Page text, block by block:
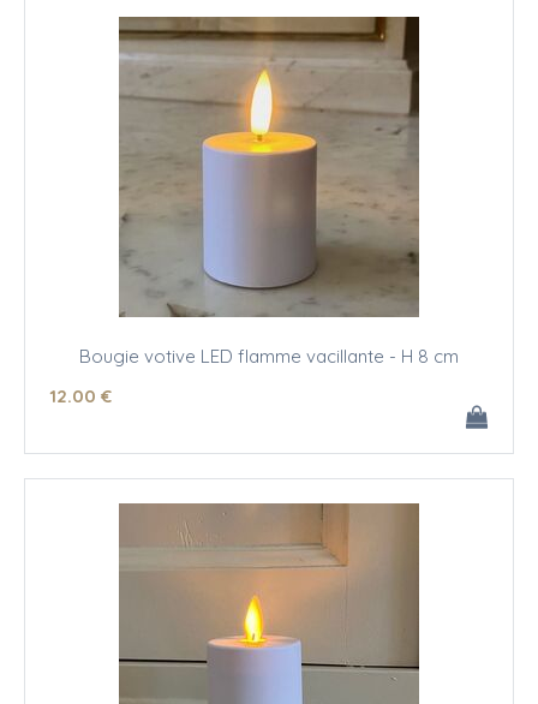
Bougie votive LED flamme vacillante - H 8 cm
12.00 €